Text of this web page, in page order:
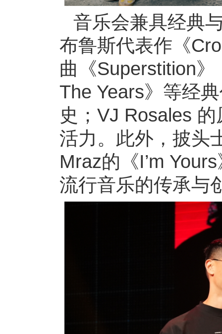
音乐会兼具经典
布鲁斯代表作《
曲《Superstition
The Years》等经
史；VJ Rosales
活力。此外，披头
Mraz的《I’m
流行音乐的传承与